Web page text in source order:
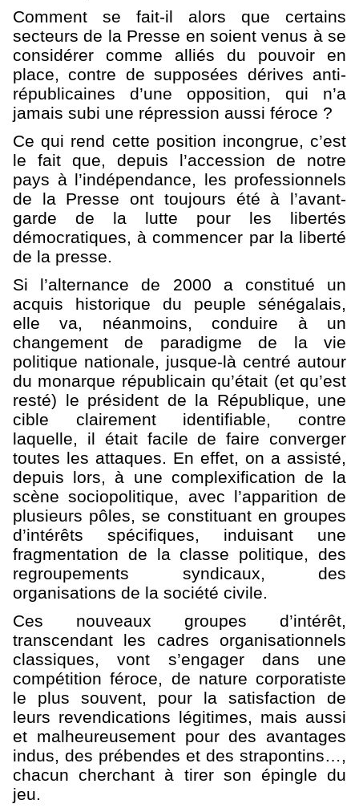
Comment se fait-il alors que certains
secteurs de la Presse en soient venus à se
considérer comme alliés du pouvoir en
place, contre de supposées dérives anti-
républicaines d’une opposition, qui n’a
jamais subi une répression aussi féroce ?
Ce qui rend cette position incongrue, c’est
le fait que, depuis l’accession de notre
pays à l’indépendance, les professionnels
de la Presse ont toujours été à l’avant-
garde de la lutte pour les libertés
démocratiques, à commencer par la liberté
de la presse.
Si l’alternance de 2000 a constitué un
acquis historique du peuple sénégalais,
elle va, néanmoins, conduire à un
changement de paradigme de la vie
politique nationale, jusque-là centré autour
du monarque républicain qu’était (et qu’est
resté) le président de la République, une
cible clairement identifiable, contre
laquelle, il était facile de faire converger
toutes les attaques. En effet, on a assisté,
depuis lors, à une complexification de la
scène sociopolitique, avec l’apparition de
plusieurs pôles, se constituant en groupes
d’intérêts spécifiques, induisant une
fragmentation de la classe politique, des
regroupements syndicaux, des
organisations de la société civile.
Ces nouveaux groupes d’intérêt,
transcendant les cadres organisationnels
classiques, vont s’engager dans une
compétition féroce, de nature corporatiste
le plus souvent, pour la satisfaction de
leurs revendications légitimes, mais aussi
et malheureusement pour des avantages
indus, des prébendes et des strapontins…,
chacun cherchant à tirer son épingle du
jeu.